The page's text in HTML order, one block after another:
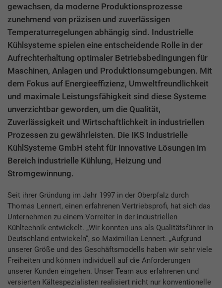
gewachsen, da moderne Produktionsprozesse
zunehmend von präzisen und zuverlässigen
Temperaturregelungen abhängig sind. Industrielle
Kühlsysteme spielen eine entscheidende Rolle in der
Aufrechterhaltung optimaler Betriebsbedingungen für
Maschinen, Anlagen und Produktionsumgebungen. Mit
dem Fokus auf Energieeffizienz, Umweltfreundlichkeit
und maximale Leistungsfähigkeit sind diese Systeme
unverzichtbar geworden, um die Qualität,
Zuverlässigkeit und Wirtschaftlichkeit in industriellen
Prozessen zu gewährleisten. Die IKS Industrielle
KühlSysteme GmbH steht für innovative Lösungen im
Bereich industrielle Kühlung, Heizung und
Stromgewinnung.
Seit ihrer Gründung im Jahr 1997 in der Oberpfalz durch
Thomas Lennert, einen erfahrenen Vertriebsprofi, hat sich das
Unternehmen zu einem Vorreiter in der industriellen
Kühltechnik entwickelt. „Wir konnten uns als Qualitätsführer in
Deutschland entwickeln“, so Maximilian Lennert. „Aufgrund
unserer Größe und des Geschäftsmodells haben wir sehr viele
Freiheiten und können individuell auf die Anforderungen
unserer Kunden eingehen. Unser Team aus erfahrenen und
versierten Kältespezialisten realisiert nicht nur konventionelle